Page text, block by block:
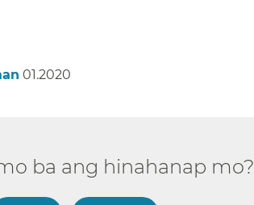
01.2020​​
ba ang hinahanap mo?​​